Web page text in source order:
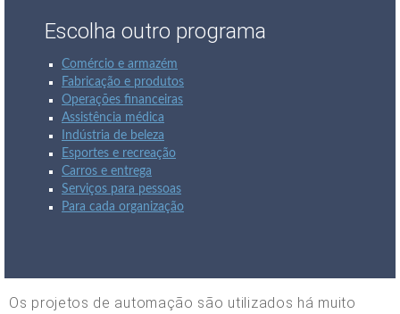
Escolha outro programa
Comércio e armazém
Fabricação e produtos
Operações financeiras
Assistência médica
Indústria de beleza
Esportes e recreação
Carros e entrega
Serviços para pessoas
Para cada organização
Os projetos de automação são utilizados há muito